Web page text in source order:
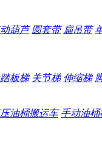
葫芦 圆套带 扁吊带
板梯 关节梯 伸缩梯
油桶搬运车 手动油